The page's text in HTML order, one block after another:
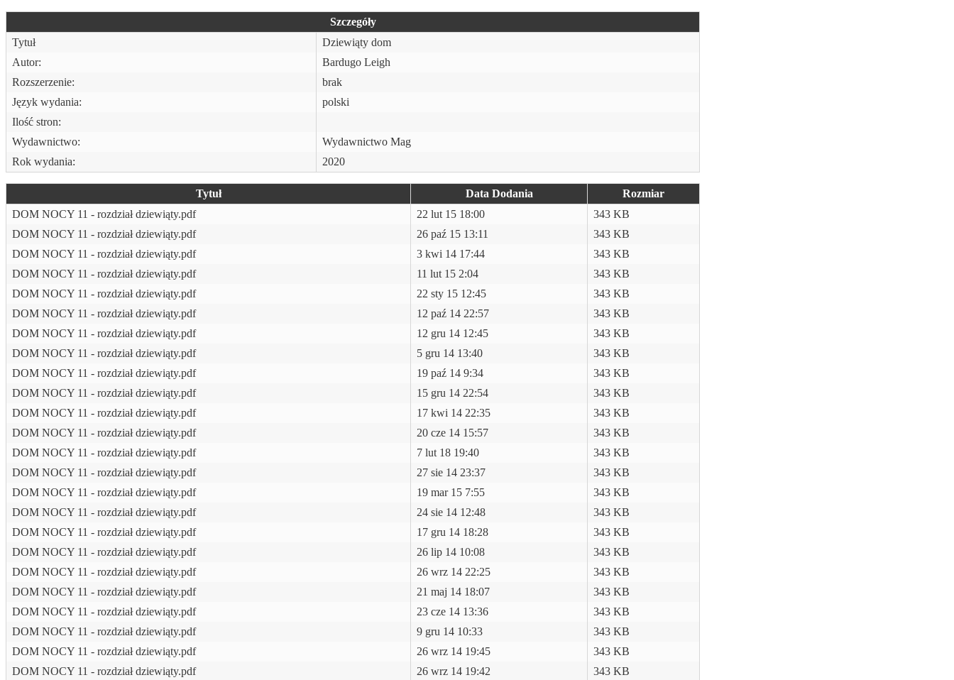
Szczegóły
Tytuł
Dziewiąty dom
Autor:
Bardugo Leigh
Rozszerzenie:
brak
Język wydania:
polski
Ilość stron:
Wydawnictwo:
Wydawnictwo Mag
Rok wydania:
2020
Tytuł Data Dodania
Rozmiar
DOM NOCY 11 - rozdział dziewiąty.pdf
22 lut 15 18:00
343 KB
DOM NOCY 11 - rozdział dziewiąty.pdf
26 paź 15 13:11
343 KB
DOM NOCY 11 - rozdział dziewiąty.pdf
3 kwi 14 17:44
343 KB
DOM NOCY 11 - rozdział dziewiąty.pdf
11 lut 15 2:04
343 KB
DOM NOCY 11 - rozdział dziewiąty.pdf
22 sty 15 12:45
343 KB
DOM NOCY 11 - rozdział dziewiąty.pdf
12 paź 14 22:57
343 KB
DOM NOCY 11 - rozdział dziewiąty.pdf
12 gru 14 12:45
343 KB
DOM NOCY 11 - rozdział dziewiąty.pdf
5 gru 14 13:40
343 KB
DOM NOCY 11 - rozdział dziewiąty.pdf
19 paź 14 9:34
343 KB
DOM NOCY 11 - rozdział dziewiąty.pdf
15 gru 14 22:54
343 KB
DOM NOCY 11 - rozdział dziewiąty.pdf
17 kwi 14 22:35
343 KB
DOM NOCY 11 - rozdział dziewiąty.pdf
20 cze 14 15:57
343 KB
DOM NOCY 11 - rozdział dziewiąty.pdf
7 lut 18 19:40
343 KB
DOM NOCY 11 - rozdział dziewiąty.pdf
27 sie 14 23:37
343 KB
DOM NOCY 11 - rozdział dziewiąty.pdf
19 mar 15 7:55
343 KB
DOM NOCY 11 - rozdział dziewiąty.pdf
24 sie 14 12:48
343 KB
DOM NOCY 11 - rozdział dziewiąty.pdf
17 gru 14 18:28
343 KB
DOM NOCY 11 - rozdział dziewiąty.pdf
26 lip 14 10:08
343 KB
DOM NOCY 11 - rozdział dziewiąty.pdf
26 wrz 14 22:25
343 KB
DOM NOCY 11 - rozdział dziewiąty.pdf
21 maj 14 18:07
343 KB
DOM NOCY 11 - rozdział dziewiąty.pdf
23 cze 14 13:36
343 KB
DOM NOCY 11 - rozdział dziewiąty.pdf
9 gru 14 10:33
343 KB
DOM NOCY 11 - rozdział dziewiąty.pdf
26 wrz 14 19:45
343 KB
DOM NOCY 11 - rozdział dziewiąty.pdf
26 wrz 14 19:42 343 KB